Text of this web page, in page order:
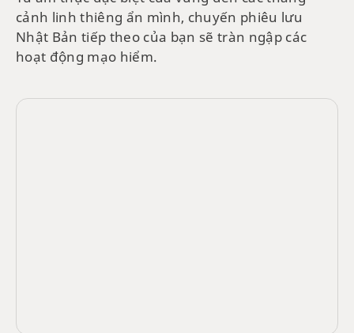
cảnh linh thiêng ẩn mình, chuyến phiêu lưu
Nhật Bản tiếp theo của bạn sẽ tràn ngập các
hoạt động mạo hiểm.